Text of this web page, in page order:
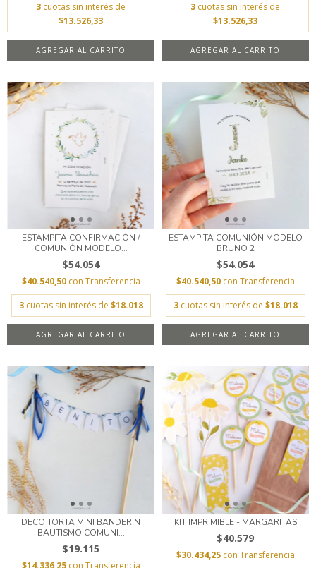
3 cuotas sin interés de
$13.526,33
AGREGAR AL CARRITO
3 cuotas sin interés de
$13.526,33
AGREGAR AL CARRITO
ESTAMPITA CONFIRMACIÓN /
COMUNIÓN MODELO...
$54.054
$40.540,50 con Transferencia
3 cuotas sin interés de $18.018
AGREGAR AL CARRITO
ESTAMPITA COMUNIÓN MODELO
BRUNO 2
$54.054
$40.540,50 con Transferencia
3 cuotas sin interés de $18.018
AGREGAR AL CARRITO
DECO TORTA MINI BANDERIN
BAUTISMO COMUNI...
$19.115
KIT IMPRIMIBLE - MARGARITAS
$40.579
$30.434,25 con Transferencia